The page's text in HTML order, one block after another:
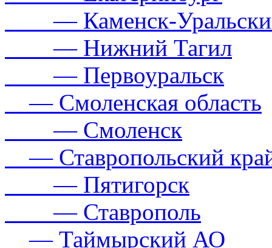
— Каменск-
— Нижний Тагил
— Первоуральск
— Смоленская область
— Смоленск
— Ставропольский
— Пятигорск
— Ставрополь
— Таймырский АО